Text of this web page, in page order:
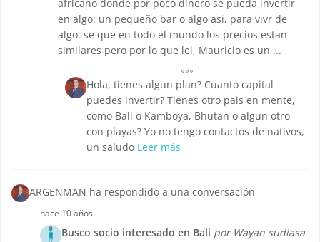
africano donde por poco dinero se pueda invertir
en algo: un pequeño bar o algo asi, para vivr de
algo: se que en todo el mundo los precios estan
similares pero por lo que lei, Mauricio es un ...
Hola, tienes algun plan? Cuanto capital
puedes invertir? Tienes otro pais en mente,
como Bali o Kamboya, Bhutan o algun otro
con playas? Yo no tengo contactos de nativos,
un saludo Leer más
ARGENMAN ha respondido a una conversación
hace 10 años
Busco socio interesado en Bali por Wayan sudiasa